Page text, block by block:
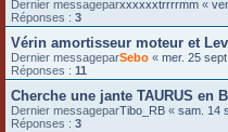
Dernier messageparxxxxxxtrrrrmm «
Réponses : 3
Vérin amortisseur moteur et
Dernier messageparSebo « mer. 25
Réponses : 11
Cherche une jante TAURUS en
Dernier messageparTibo_RB « sam. 14
Réponses : 3